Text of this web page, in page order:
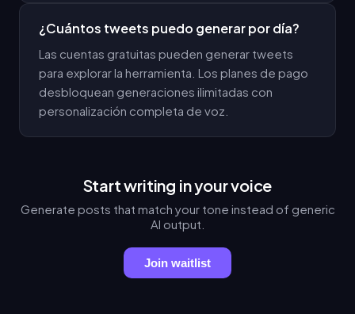
¿Cuántos tweets puedo generar por día?
Las cuentas gratuitas pueden generar tweets
para explorar la herramienta. Los planes de pago
desbloquean generaciones ilimitadas con
personalización completa de voz.
Start writing in your voice
Generate posts that match your tone instead of generic
AI output.
Join waitlist